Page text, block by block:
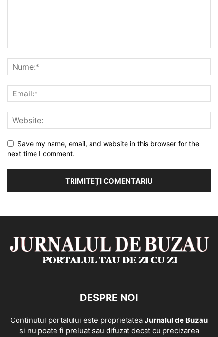
Save my name, email, and website in this browser for the
next time I comment.
DESPRE NOI
Continutul portalului este proprietatea Jurnalul de Buzau
si nu poate fi preluat sau difuzat decat cu precizarea